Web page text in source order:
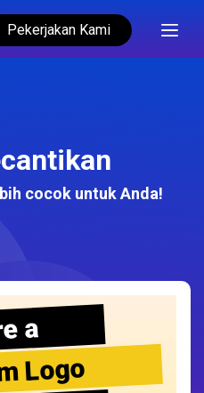
Pekerjakan Kami
cocok untuk Anda!
a
Logo